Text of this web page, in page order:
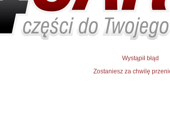
Wystąpił błąd
Zostaniesz za chwilę